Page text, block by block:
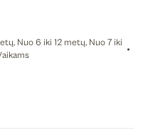
, Nuo 6 iki 12 metų, Nuo 7 iki